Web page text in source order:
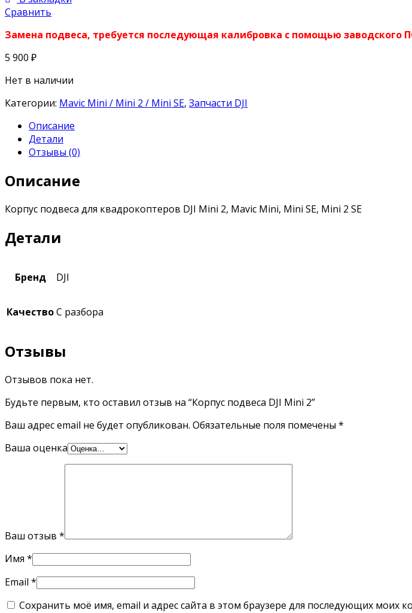
Сравнить
Замена подвеса, требуется последующая калибровка с помощью заводского
5 900 ₽
Нет в наличии
Категории: Mavic Mini / Mini 2 / Mini SE, Запчасти DJI
Описание
Детали
Отзывы (0)
Описание
Корпус подвеса для квадрокоптеров DJI Mini 2, Mavic Mini, Mini SE, Mini 2 SE
Детали
Бренд DJI
КачествоС разбора
Отзывы
Отзывов пока нет.
Будьте первым, кто оставил отзыв на “Корпус подвеса DJI Mini 2”
Ваш адрес email не будет опубликован. Обязательные поля помечены *
Ваша оценка
Ваш отзыв *
Имя *
Email *
Сохранить моё имя, email и адрес сайта в этом браузере для последующих моих